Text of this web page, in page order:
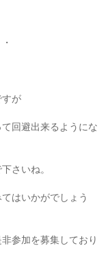
すが
回避出来るようにな
さいね。
はいかがでしょう
参加を募集しており